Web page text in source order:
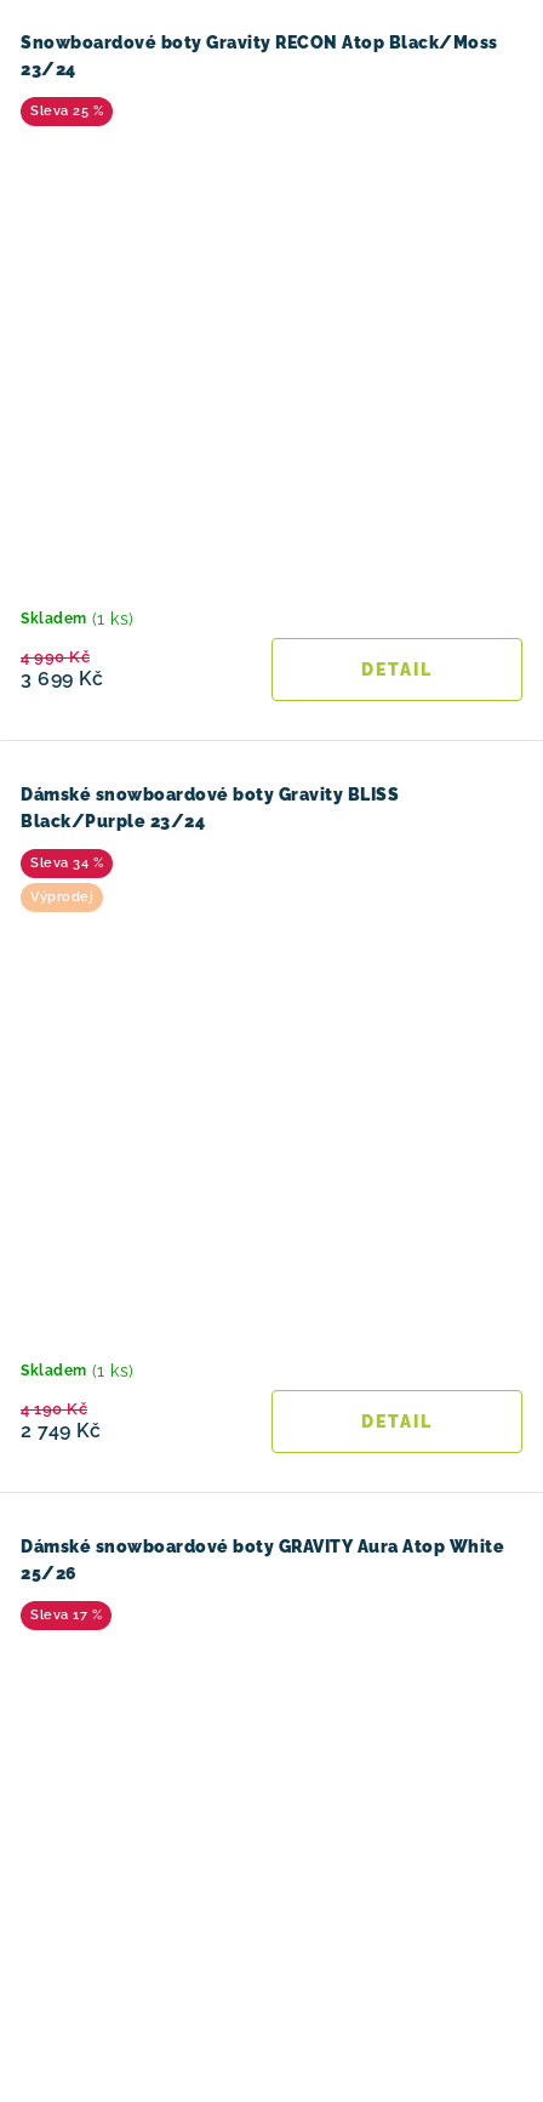
Snowboardové boty Gravity RECON Atop Black/Moss
23/24
25 %
Skladem (1 ks)
3 699 Kč
4 990 Kč
Dámské snowboardové boty Gravity BLISS
Black/Purple 23/24
34 %
Výprodej
Skladem (1 ks)
2 749 Kč
4 190 Kč
Dámské snowboardové boty GRAVITY Aura Atop White
25/26
17 %